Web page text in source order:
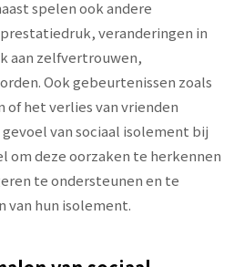
spelen ook andere
veranderingen in
aan zelfvertrouwen,
Ook gebeurtenissen zoals
of het verlies van vrienden
van sociaal isolement bij
om deze oorzaken te herkennen
te ondersteunen en te
van hun isolement.